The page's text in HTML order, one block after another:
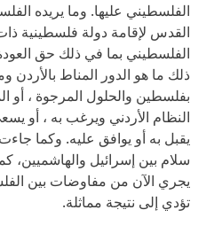
الفلسطيني عليها. وما يريده
القدس لإقامة دولة فلسطينية
الفلسطيني بما في ذلك حق
ذلك ما هو الدور المناط
بفلسطين والحلول المرجوة ،
النظام الأردني ويرغب به ، أو
يقبل به أو يوافق عليه. وكما
سلام بين إسرائيل
يجري الآن من مفاوضات بين
تؤدي إلى نتيجة مماثلة.